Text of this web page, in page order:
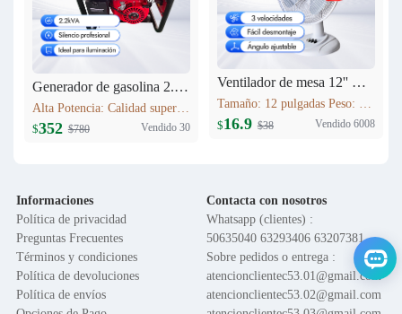
Generador de gasolina 2.2kVA EC2500CX
Alta Potencia: Calidad superior. Máxima Estabilidad: AVR, protege equipos. Bajo Consumo: Ahorro >10%. Bajo Ruido: Silenciador industrial. Versátil: Hogar/obras/exteriores. Portátil: Ligero, fácil transporte.
$352 $780 Vendido 30
Ventilador de mesa 12'' HFA-TP12A
Tamaño: 12 pulgadas Peso: 1.6 kg Voltaje: 120V 60HZ Material del motor: Cobre Función: Control de 3 velocidades; Oscilación; Inclinación vertical ajustable; Altura ajustable; Base en cruz; Rejilla de seguridad; Fácil montaje
$16.9 $38 Vendido 6008
Informaciones
Política de privacidad
Preguntas Frecuentes
Términos y condiciones
Política de devoluciones
Política de envíos
Contacta con nosotros
Whatsapp (clientes) :
50635040 63293406 63207381
Sobre pedidos o entrega :
atencionclientec53.01@gmail.com
atencionclientec53.02@gmail.com